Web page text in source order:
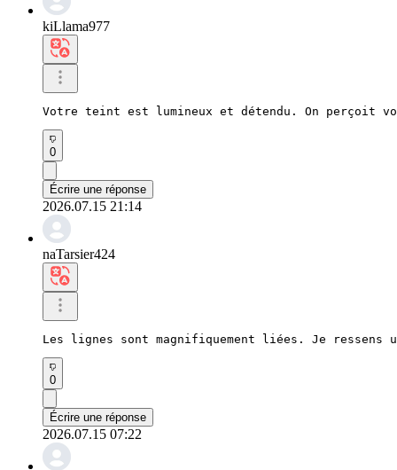
kiLlama977
Votre teint est lumineux et détendu. On perçoit
0
Écrire une réponse
2026.07.15 21:14
naTarsier424
Les lignes sont magnifiquement liées. Je ressens
0
Écrire une réponse
2026.07.15 07:22